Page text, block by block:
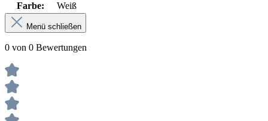
Farbe:
Weiß
Menü schließen
0 von 0 Bewertungen